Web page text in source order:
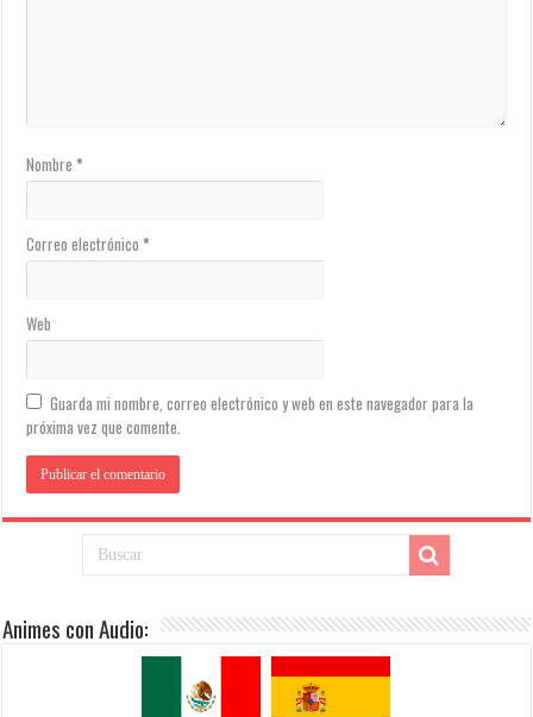
Nombre*
Correo electrónico*
Web
Guarda mi nombre, correo electrónico y web en este navegador para la
próxima vez que comente.
Animes con Audio: